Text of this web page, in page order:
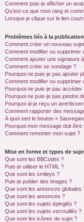
Comment puis-je afficher un
Qu’est-ce que mon rang et
Lorsque je clique sur le lien
Problèmes liés à la
Comment créer un nouveau
Comment modifier ou supprimer
Comment ajouter une signature
Comment créer un sondage ?
Pourquoi ne puis-je pas ajouter
Comment modifier ou supprimer
Pourquoi ne puis-je pas accéder
Pourquoi ne puis-je pas joindre
Pourquoi ai-je reçu un
Comment rapporter des
À quoi sert le bouton «
Pourquoi mon message doit être
Comment remonter mon sujet ?
Mise en forme et types de
Que sont les BBCodes ?
Puis-je utiliser le HTML ?
Que sont les smileys ?
Puis-je publier des images ?
Que sont les annonces globales
Que sont les annonces ?
Que sont les sujets épinglés ?
Que sont les sujets verrouillés ?
Que sont les icônes de sujet ?